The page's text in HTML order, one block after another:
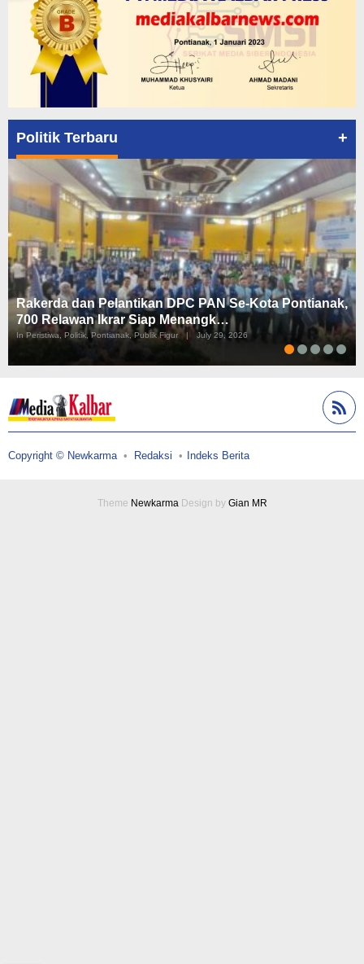
Politik Terbaru +
Rakerda dan Pelantikan DPC PAN Se-Kota Pontianak,
700 Relawan Ikrar Siap Menangk…
In Peristiwa, Politik, Pontianak, Publik Figur July 29, 2026
Copyright © Newkarma Redaksi Indeks Berita
Theme NewkarmaDesign by Gian MR